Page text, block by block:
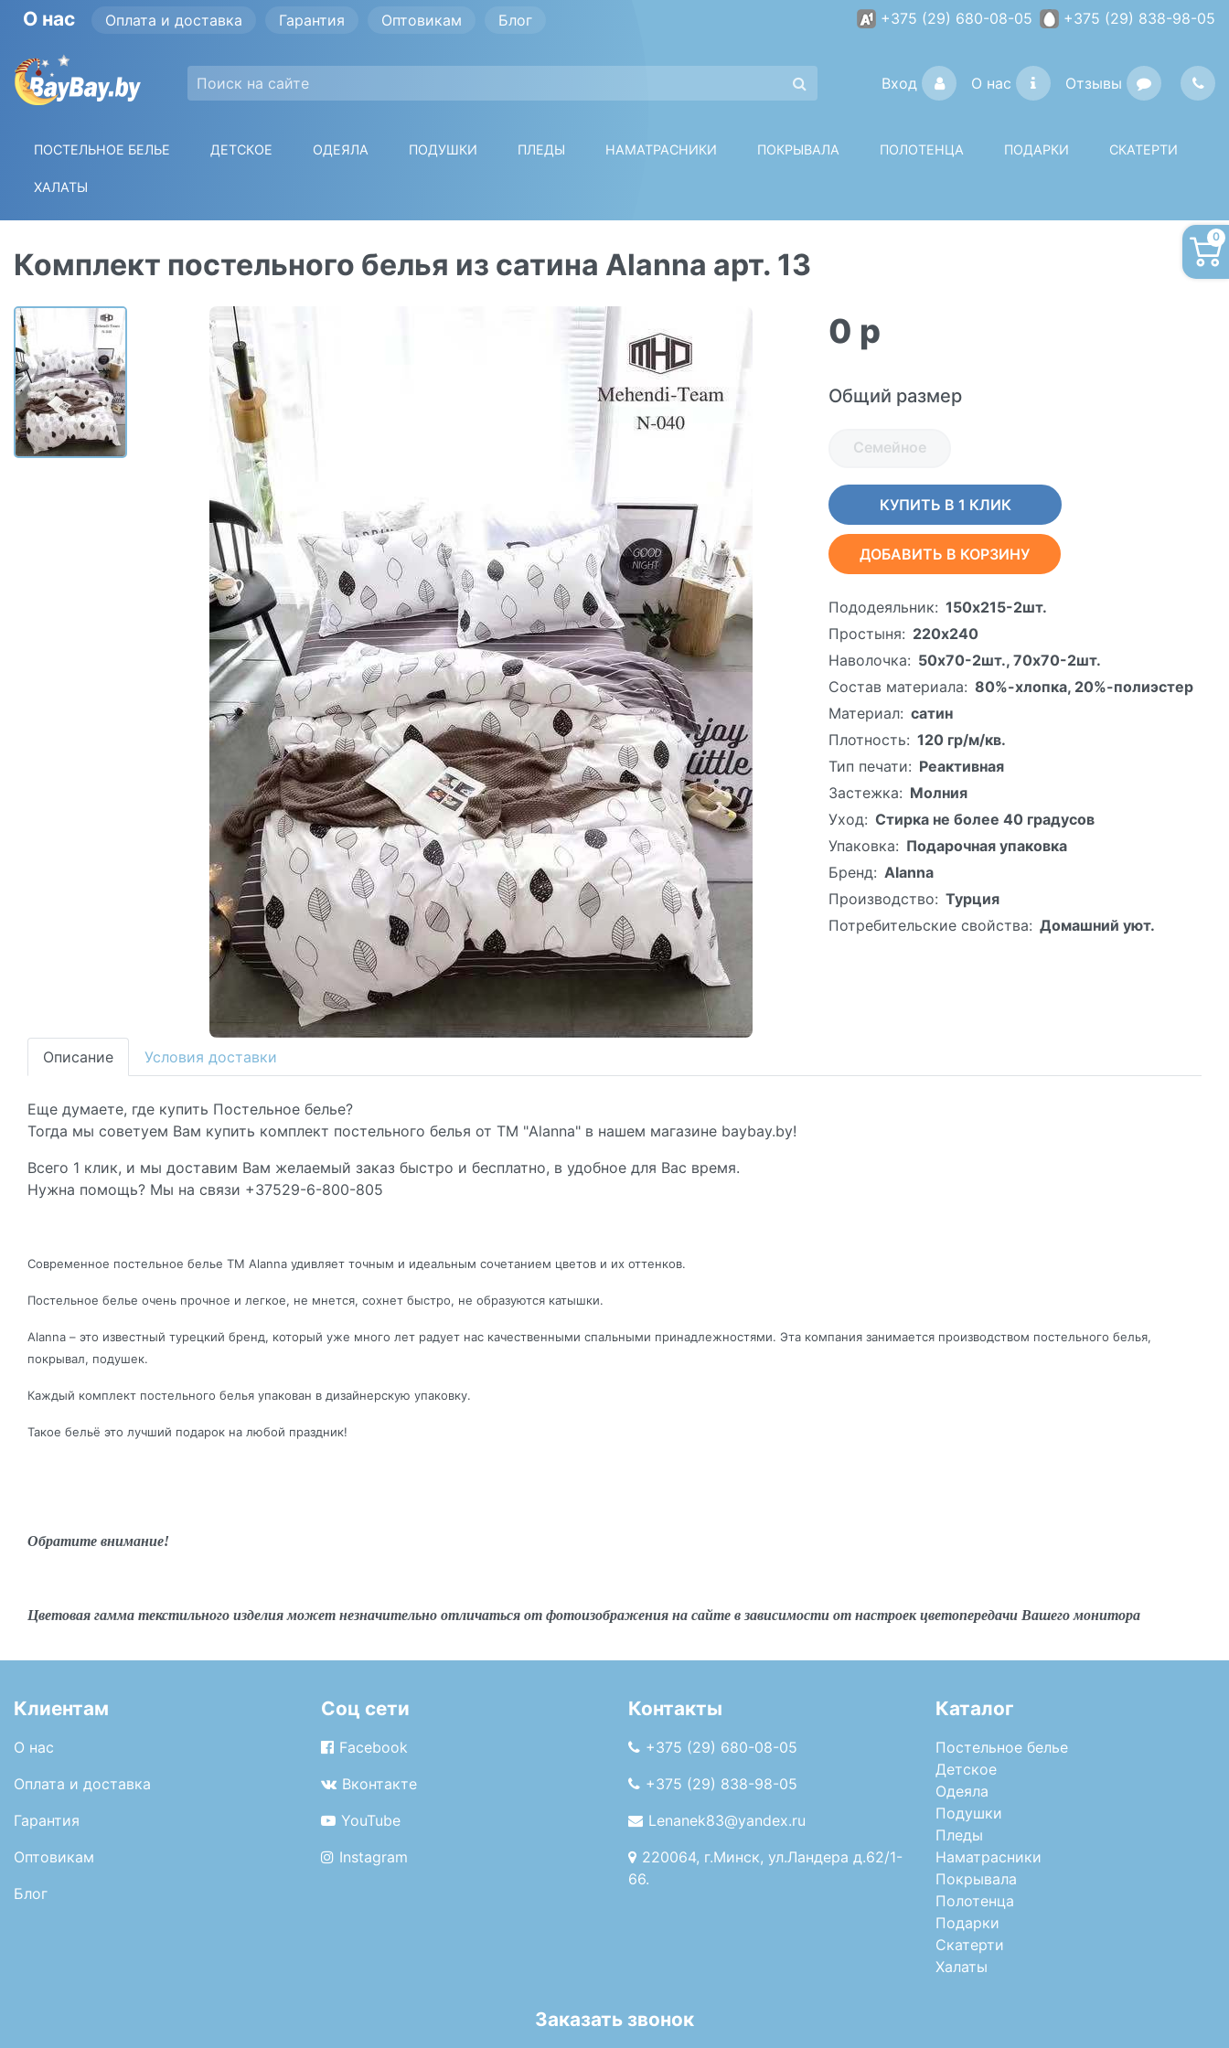
О нас Оплата и доставка Гарантия Оптовикам Блог +375 (29) 680-08-05 +375 (29) 838-98-05
Вход О нас Отзывы
0
ПОСТЕЛЬНОЕ БЕЛЬЕ ДЕТСКОЕ ОДЕЯЛА ПОДУШКИ ПЛЕДЫ НАМАТРАСНИКИ ПОКРЫВАЛА ПОЛОТЕНЦА ПОДАРКИ СКАТЕРТИ
ХАЛАТЫ
Комплект постельного белья из сатина Alanna арт. 13
0 p
Общий размер
Семейное
КУПИТЬ В 1 КЛИК
ДОБАВИТЬ В КОРЗИНУ
Пододеяльник: 150х215-2шт.
Простыня: 220х240
Наволочка: 50х70-2шт., 70х70-2шт.
Состав материала: 80%-хлопка, 20%-полиэстер
Материал: сатин
Плотность: 120 гр/м/кв.
Тип печати: Реактивная
Застежка: Молния
Уход: Стирка не более 40 градусов
Упаковка: Подарочная упаковка
Бренд: Alanna
Производство: Турция
Потребительские свойства: Домашний уют.
Описание Условия доставки
Еще думаете, где купить Постельное белье?
Тогда мы советуем Вам купить комплект постельного белья от ТМ "Alanna" в нашем магазине baybay.by!
Всего 1 клик, и мы доставим Вам желаемый заказ быстро и бесплатно, в удобное для Вас время.
Нужна помощь? Мы на связи +37529-6-800-805
Современное постельное белье ТМ Alanna удивляет точным и идеальным сочетанием цветов и их оттенков.
Постельное белье очень прочное и легкое, не мнется, сохнет быстро, не образуются катышки.
Alanna – это известный турецкий бренд, который уже много лет радует нас качественными спальными принадлежностями. Эта компания занимается производством постельного белья,
покрывал, подушек.
Каждый комплект постельного белья упакован в дизайнерскую упаковку.
Такое бельё это лучший подарок на любой праздник!
Обратите внимание!
Цветовая гамма текстильного изделия может незначительно отличаться от фотоизображения на сайте в зависимости от настроек цветопередачи Вашего монитора
Клиентам
О нас
Оплата и доставка
Гарантия
Оптовикам
Блог
Соц сети
Facebook
Вконтакте
YouTube
Instagram
Контакты
+375 (29) 680-08-05
+375 (29) 838-98-05
Lenanek83@yandex.ru
220064, г.Минск, ул.Ландера д.62/1-
66.
Каталог
Постельное белье
Детское
Одеяла
Подушки
Пледы
Наматрасники
Покрывала
Полотенца
Подарки
Скатерти
Халаты
Заказать звонок